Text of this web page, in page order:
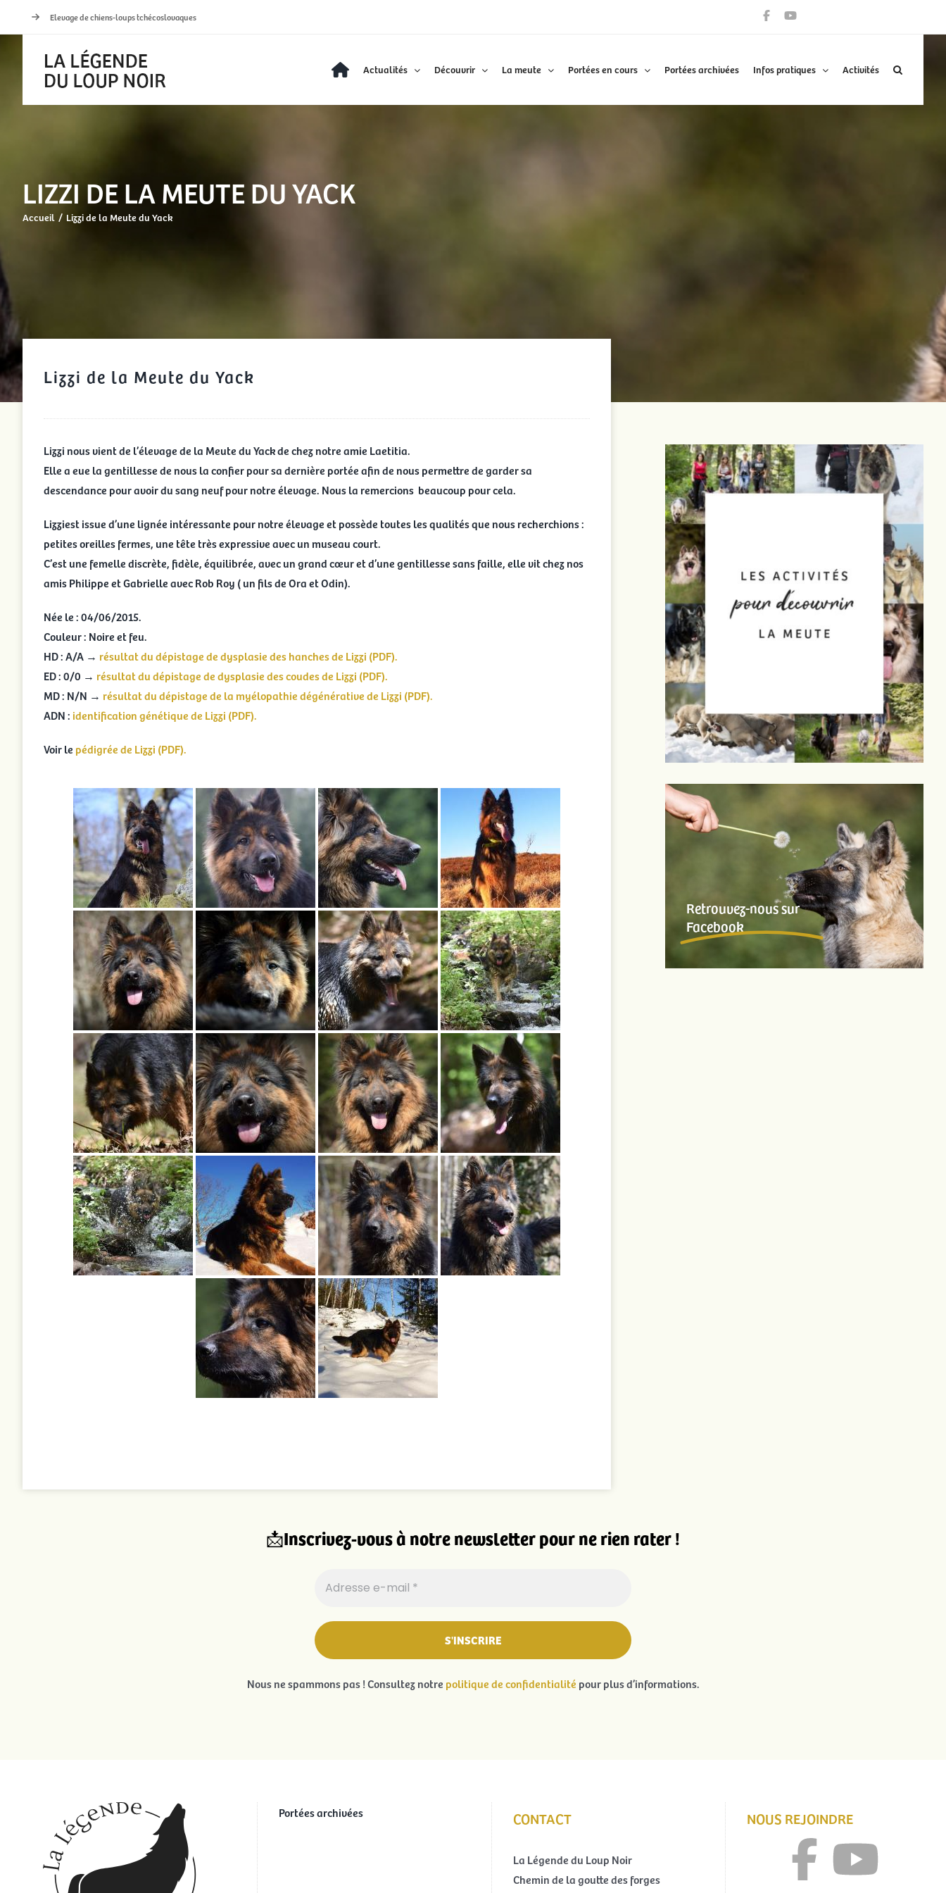
Elevage de chiens-loups tchécoslovaques
Actualités Découvrir La meute Portées en cours Portées archivées Infos pratiques Activités
LIZZI DE LA MEUTE DU YACK
Accueil Lizzi de la Meute du Yack
Lizzi de la Meute du Yack
Lizzi nous vient de l’élevage de la Meute du Yack de chez notre amie Laetitia.
Elle a eue la gentillesse de nous la confier pour sa dernière portée afin de nous permettre de garder sa
descendance pour avoir du sang neuf pour notre élevage. Nous la remercions beaucoup pour cela.
Lizziest issue d’une lignée intéressante pour notre élevage et possède toutes les qualités que nous recherchions :
petites oreilles fermes, une tête très expressive avec un museau court.
C’est une femelle discrète, fidèle, équilibrée, avec un grand cœur et d’une gentillesse sans faille, elle vit chez nos
amis Philippe et Gabrielle avec Rob Roy ( un fils de Ora et Odin).
Née le : 04/06/2015.
Couleur : Noire et feu.
HD : A/A → résultat du dépistage de dysplasie des hanches de Lizzi (PDF).
ED : 0/0 → résultat du dépistage de dysplasie des coudes de Lizzi (PDF).
MD : N/N → résultat du dépistage de la myélopathie dégénérative de Lizzi (PDF).
ADN : identification génétique de Lizzi (PDF).
Voir le pédigrée de Lizzi (PDF).
Retrouvez-nous sur
Facebook
📩Inscrivez-vous à notre newsletter pour ne rien rater !
Nous ne spammons pas ! Consultez notre politique de confidentialité pour plus d’informations.
Portées archivées CONTACT
La Légende du Loup Noir
Chemin de la goutte des forges
NOUS REJOINDRE